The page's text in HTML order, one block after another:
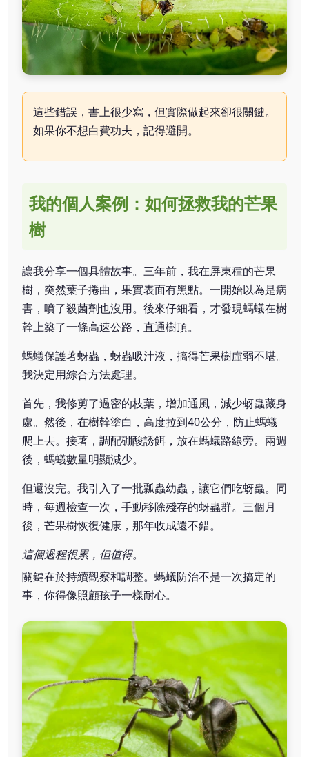
這些錯誤，書上很少寫，但實際做起來卻很關鍵。
如果你不想白費功夫，記得避開。
我的個人案例：如何拯救我的芒果
樹
讓我分享一個具體故事。三年前，我在屏東種的芒果
樹，突然葉子捲曲，果實表面有黑點。一開始以為是病
害，噴了殺菌劑也沒用。後來仔細看，才發現螞蟻在樹
幹上築了一條高速公路，直通樹頂。
螞蟻保護著蚜蟲，蚜蟲吸汁液，搞得芒果樹虛弱不堪。
我決定用綜合方法處理。
首先，我修剪了過密的枝葉，增加通風，減少蚜蟲藏身
處。然後，在樹幹塗白，高度拉到40公分，防止螞蟻
爬上去。接著，調配硼酸誘餌，放在螞蟻路線旁。兩週
後，螞蟻數量明顯減少。
但還沒完。我引入了一批瓢蟲幼蟲，讓它們吃蚜蟲。同
時，每週檢查一次，手動移除殘存的蚜蟲群。三個月
後，芒果樹恢復健康，那年收成還不錯。
這個過程很累，但值得。
關鍵在於持續觀察和調整。螞蟻防治不是一次搞定的
事，你得像照顧孩子一樣耐心。